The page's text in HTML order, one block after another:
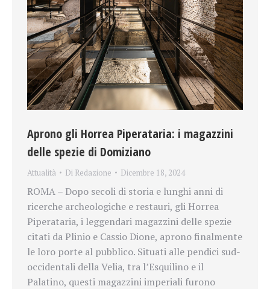
Aprono gli Horrea Piperataria: i magazzini
delle spezie di Domiziano
Attualità Di Redazione Dicembre 18, 2024
ROMA – Dopo secoli di storia e lunghi anni di
ricerche archeologiche e restauri, gli Horrea
Piperataria, i leggendari magazzini delle spezie
citati da Plinio e Cassio Dione, aprono finalmente
le loro porte al pubblico. Situati alle pendici sud-
occidentali della Velia, tra l’Esquilino e il
Palatino, questi magazzini imperiali furono